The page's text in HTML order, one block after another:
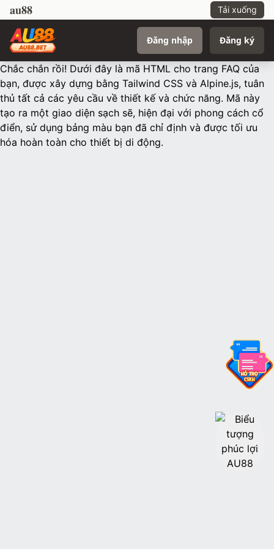
au88 Tải xuống
Đăng nhập Đăng ký
Chắc chắn rồi! Dưới đây là mã HTML cho trang FAQ của
bạn, được xây dựng bằng Tailwind CSS và Alpine.js, tuân
thủ tất cả các yêu cầu về thiết kế và chức năng. Mã này
tạo ra một giao diện sạch sẽ, hiện đại với phong cách cổ
điển, sử dụng bảng màu bạn đã chỉ định và được tối ưu
hóa hoàn toàn cho thiết bị di động.